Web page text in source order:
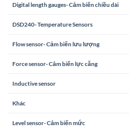
Digital length gauges- Cảm biến chiều dài
DSD240- Temperature Sensors
Flow sensor- Cảm biến lưu lượng
Force sensor- Cảm biến lực căng
Inductive sensor
Khác
Level sensor- Cảm biến mức